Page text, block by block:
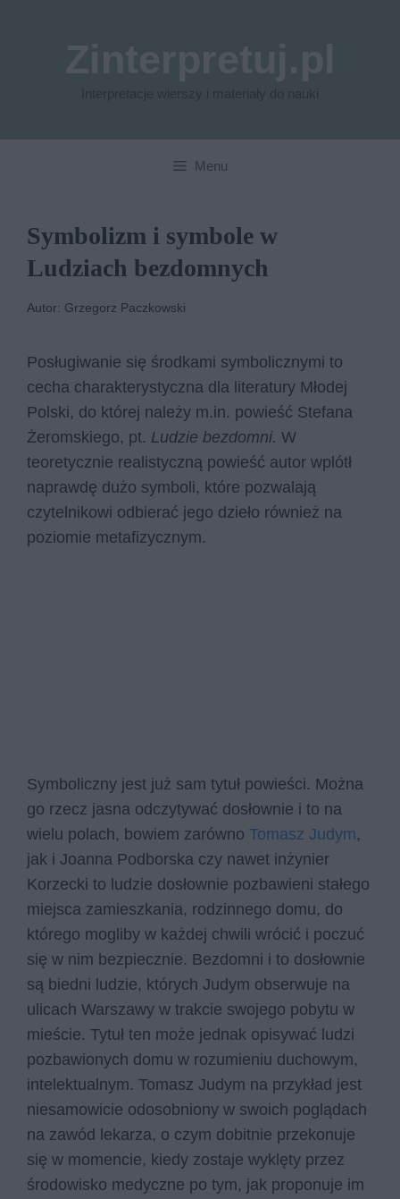
Menu
Symbolizm i symbole w
Ludziach bezdomnych
Autor: Grzegorz Paczkowski
Posługiwanie się środkami symbolicznymi to
cecha charakterystyczna dla literatury Młodej
Polski, do której należy m.in. powieść Stefana
Żeromskiego, pt. Ludzie bezdomni. W
teoretycznie realistyczną powieść autor wplótł
naprawdę dużo symboli, które pozwalają
czytelnikowi odbierać jego dzieło również na
poziomie metafizycznym.
Symboliczny jest już sam tytuł powieści. Można
go rzecz jasna odczytywać dosłownie i to na
wielu polach, bowiem zarówno Tomasz Judym,
jak i Joanna Podborska czy nawet inżynier
Korzecki to ludzie dosłownie pozbawieni stałego
miejsca zamieszkania, rodzinnego domu, do
którego mogliby w każdej chwili wrócić i poczuć
się w nim bezpiecznie. Bezdomni i to dosłownie
są biedni ludzie, których Judym obserwuje na
ulicach Warszawy w trakcie swojego pobytu w
mieście. Tytuł ten może jednak opisywać ludzi
pozbawionych domu w rozumieniu duchowym,
intelektualnym. Tomasz Judym na przykład jest
niesamowicie odosobniony w swoich poglądach
na zawód lekarza, o czym dobitnie przekonuje
się w momencie, kiedy zostaje wyklęty przez
środowisko medyczne po tym, jak proponuje im